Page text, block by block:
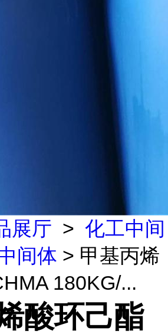
展厅 > 化工中间
间体 > 甲基丙烯
180KG/...
酸环己酯